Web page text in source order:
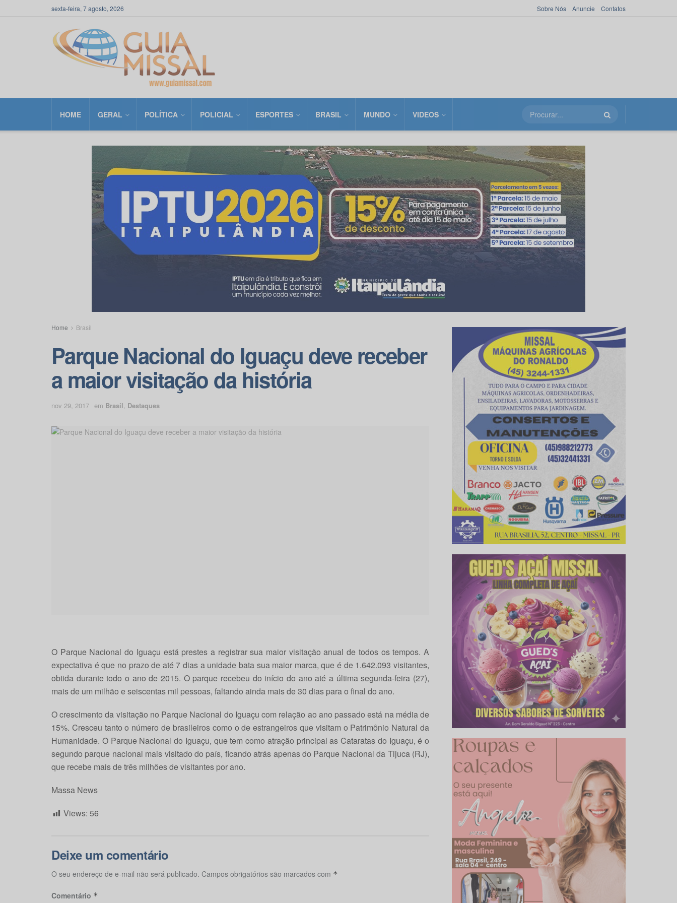
sexta-feira, 7 agosto, 2026 Sobre Nós Anuncie Contatos
HOME GERAL POLÍTICA POLICIAL ESPORTES BRASIL MUNDO VIDEOS
Home Brasil
Parque Nacional do Iguaçu deve receber
a maior visitação da história
nov 29, 2017 em Brasil Destaques
O Parque Nacional do Iguaçu está prestes a registrar sua maior visitação anual de todos os tempos. A
expectativa é que no prazo de até 7 dias a unidade bata sua maior marca, que é de 1.642.093 visitantes,
obtida durante todo o ano de 2015. O parque recebeu do início do ano até a última segunda-feira (27),
mais de um milhão e seiscentas mil pessoas, faltando ainda mais de 30 dias para o final do ano.
O crescimento da visitação no Parque Nacional do Iguaçu com relação ao ano passado está na média de
15%. Cresceu tanto o número de brasileiros como o de estrangeiros que visitam o Patrimônio Natural da
Humanidade. O Parque Nacional do Iguaçu, que tem como atração principal as Cataratas do Iguaçu, é o
segundo parque nacional mais visitado do país, ficando atrás apenas do Parque Nacional da Tijuca (RJ),
que recebe mais de três milhões de visitantes por ano.
Massa News
Views: 56
Deixe um comentário
O seu endereço de e-mail não será publicado. Campos obrigatórios são marcados com *
Comentário *